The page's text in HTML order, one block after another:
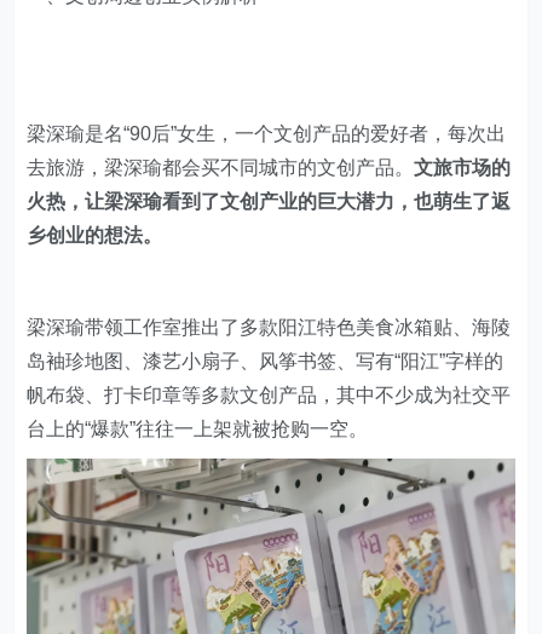
梁深瑜是名“90后”女生，一个文创产品的爱好者，每次出
去旅游，梁深瑜都会买不同城市的文创产品。文旅市场的
火热，让梁深瑜看到了文创产业的巨大潜力，也萌生了返
乡创业的想法。
梁深瑜带领工作室推出了多款阳江特色美食冰箱贴、海陵
岛袖珍地图、漆艺小扇子、风筝书签、写有“阳江”字样的
帆布袋、打卡印章等多款文创产品，其中不少成为社交平
台上的“爆款”往往一上架就被抢购一空。